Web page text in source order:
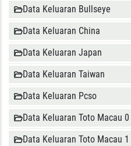
Data Keluaran Bullseye
Data Keluaran China
Data Keluaran Japan
Data Keluaran Taiwan
Data Keluaran Pcso
Data Keluaran Toto Macau 0
Data Keluaran Toto Macau 1